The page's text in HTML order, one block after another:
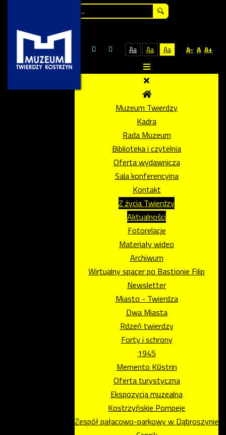
Aa Aa Aa A- A A+
Muzeum Twierdzy
Kadra
Rada Muzeum
Biblioteka i czytelnia
Oferta wydawnicza
Sala konferencyjna
Kontakt
Z życia Twierdzy
Aktualności
Fotorelacje
Materiały wideo
Archiwum
Wirtualny spacer po Bastionie Filip
Newsletter
Miasto - Twierdza
Dwa Miasta
Rdzeń twierdzy
Forty i schrony
1945
Memento Kϋstrin
Oferta turystyczna
Ekspozycja muzealna
Kostrzyńskie Pompeje
Zespół pałacowo-parkowy w Dąbroszynie